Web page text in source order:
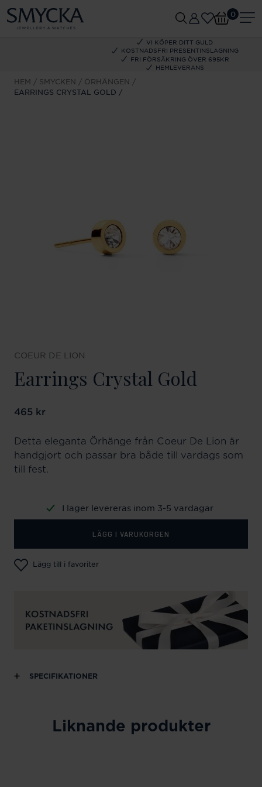
VI KÖPER DITT GULD
KOSTNADSFRI PRESENTINSLAGNING
FRI FÖRSÄKRING ÖVER 695KR
HEMLEVERANS
0
HEM SMYCKEN
ÖRHÄNGEN
EARRINGS CRYSTAL GOLD
COEUR DE LION
Earrings Crystal Gold
Pris :465 kr
465 kr
Detta eleganta Örhänge från Coeur De Lion är
handgjort och passar bra både till vardags som
till fest.
I lager levereras inom 3-5 vardagar
LÄGG I VARUKORGEN
Lägg till i favoriter
SPECIFIKATIONER
Liknande produkter